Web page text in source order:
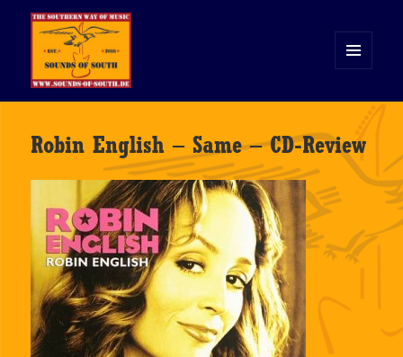
WIDGETS
Robin English – Same – CD-Review